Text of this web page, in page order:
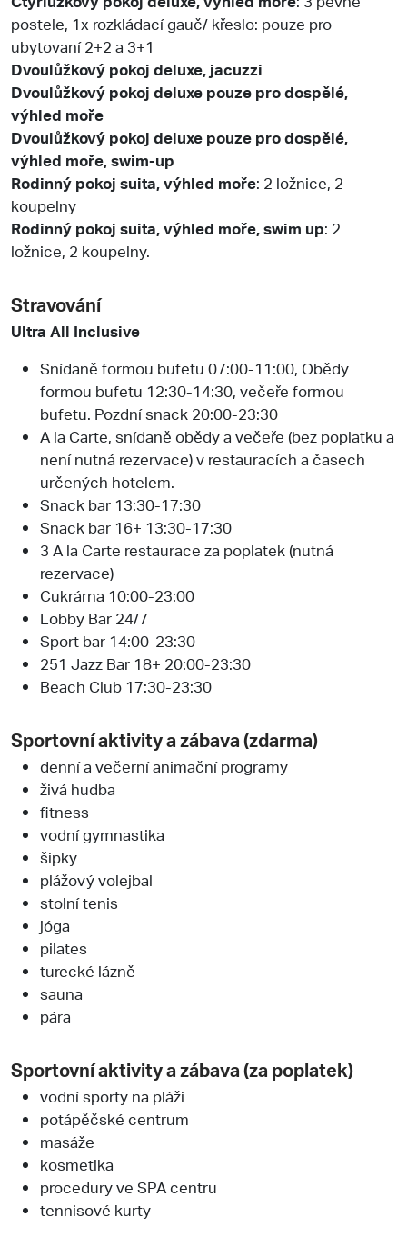
postele, 1x rozkládací gauč/ křeslo: pouze pro
ubytovaní 2+2 a 3+1
Dvoulůžkový pokoj deluxe, jacuzzi
Dvoulůžkový pokoj deluxe pouze pro dospělé,
výhled moře
Dvoulůžkový pokoj deluxe pouze pro dospělé,
výhled moře, swim-up
Rodinný pokoj suita, výhled moře: 2 ložnice, 2
koupelny
Rodinný pokoj suita, výhled moře, swim up: 2
ložnice, 2 koupelny.
Stravování
Ultra All Inclusive
Snídaně formou bufetu 07:00-11:00, Obědy
formou bufetu 12:30-14:30, večeře formou
bufetu. Pozdní snack 20:00-23:30
A la Carte, snídaně obědy a večeře (bez poplatku a
není nutná rezervace) v restauracích a časech
určených hotelem.
Snack bar 13:30-17:30
Snack bar 16+ 13:30-17:30
3 A la Carte restaurace za poplatek (nutná
rezervace)
Cukrárna 10:00-23:00
Lobby Bar 24/7
Sport bar 14:00-23:30
251 Jazz Bar 18+ 20:00-23:30
Beach Club 17:30-23:30
Sportovní aktivity a zábava (zdarma)
denní a večerní animační programy
živá hudba
fitness
vodní gymnastika
šipky
plážový volejbal
stolní tenis
jóga
pilates
turecké lázně
sauna
pára
Sportovní aktivity a zábava (za poplatek)
vodní sporty na pláži
potápěčské centrum
masáže
kosmetika
procedury ve SPA centru
tennisové kurty